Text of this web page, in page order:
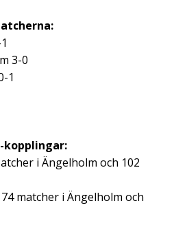
3-0
1
kopplingar:
i Ängelholm och 102
matcher i Ängelholm och